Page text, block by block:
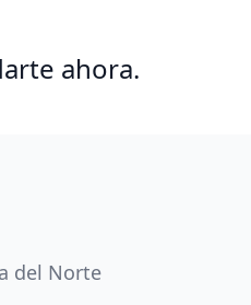
ahora.
del Norte